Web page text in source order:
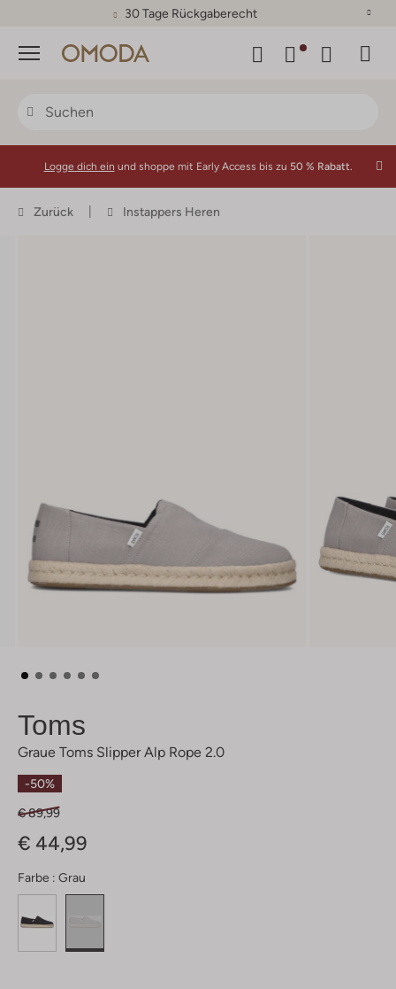
30 Tage Rückgaberecht
Menü
Logge dich ein und shoppe mit Early Access bis zu 50 % Rabatt.
Zurück Instappers Heren
Toms
Graue Toms Slipper Alp Rope 2.0
-50%
€ 89,99
€ 44,99
Farbe : Grau